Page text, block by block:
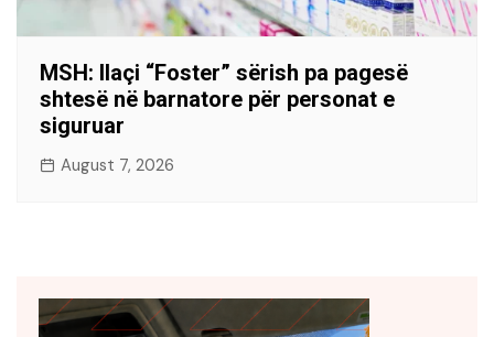
MSH: Ilaçi “Foster” sërish pa pagesë
shtesë në barnatore për personat e
siguruar
August 7, 2026